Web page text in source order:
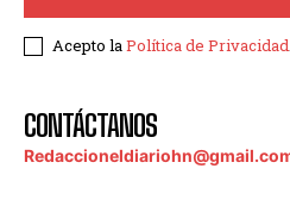
Acepto laPolítica de Privacidad.
CONTÁCTANOS